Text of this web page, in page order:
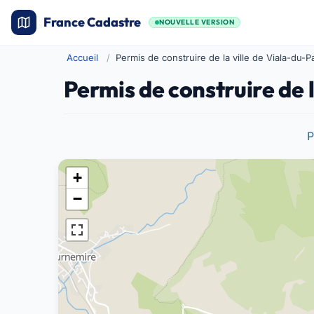
France Cadastre NOUVELLE VERSION
Accueil Permis de construire de la ville de Viala-du-
Permis de construire
+
−